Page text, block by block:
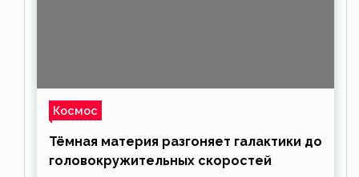
Космос
Тёмная материя разгоняет галактики до
головокружительных скоростей